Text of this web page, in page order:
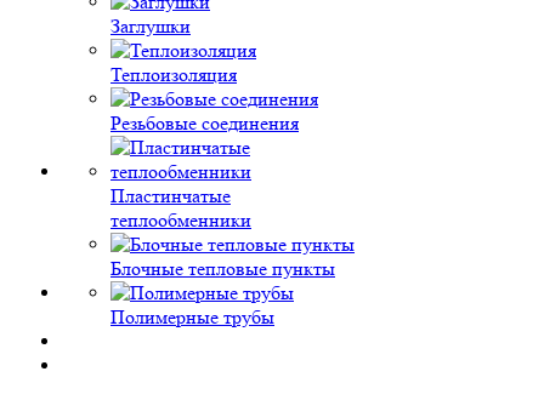
Заглушки
Теплоизоляция
Резьбовые соединения
Пластинчатые
теплообменники
Блочные тепловые пункты
Полимерные трубы